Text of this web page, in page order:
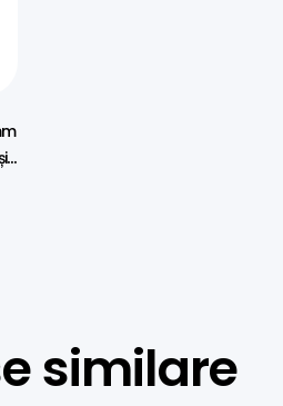
similare